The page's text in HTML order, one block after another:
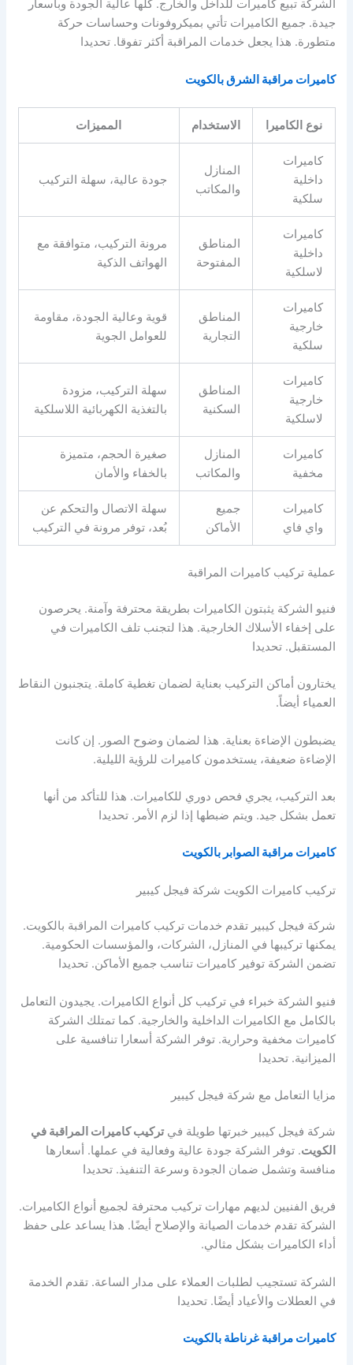
الشركة تبيع كاميرات للداخل والخارج. كلها عالية الجودة وبأسعار
جيدة. جميع الكاميرات تأتي بميكروفونات وحساسات حركة
متطورة. هذا يجعل خدمات المراقبة أكثر تفوقا. تحديدا
كاميرات مراقبة الشرق بالكويت
نوع الكاميرا الاستخدام المميزات
كاميرات
داخلية
سلكية
المنازل
والمكاتب
جودة عالية، سهلة التركيب
كاميرات
داخلية
لاسلكية
المناطق
المفتوحة
مرونة التركيب، متوافقة مع
الهواتف الذكية
كاميرات
خارجية
سلكية
المناطق
التجارية
قوية وعالية الجودة، مقاومة
للعوامل الجوية
كاميرات
خارجية
لاسلكية
المناطق
السكنية
سهلة التركيب، مزودة
بالتغذية الكهربائية اللاسلكية
كاميرات
مخفية
المنازل
والمكاتب
صغيرة الحجم، متميزة
بالخفاء والأمان
كاميرات
واي فاي
جميع
الأماكن
سهلة الاتصال والتحكم عن
بُعد، توفر مرونة في التركيب
عملية تركيب كاميرات المراقبة
فنيو الشركة يثبتون الكاميرات بطريقة محترفة وآمنة. يحرصون
على إخفاء الأسلاك الخارجية. هذا لتجنب تلف الكاميرات في
المستقبل. تحديدا
يختارون أماكن التركيب بعناية لضمان تغطية كاملة. يتجنبون النقاط
العمياء أيضاً.
يضبطون الإضاءة بعناية. هذا لضمان وضوح الصور. إن كانت
الإضاءة ضعيفة، يستخدمون كاميرات للرؤية الليلية.
بعد التركيب، يجري فحص دوري للكاميرات. هذا للتأكد من أنها
تعمل بشكل جيد. ويتم ضبطها إذا لزم الأمر. تحديدا
كاميرات مراقبة الصوابر بالكويت
تركيب كاميرات الكويت شركة فيجل كيبير
شركة فيجل كيبير تقدم خدمات تركيب كاميرات المراقبة بالكويت.
يمكنها تركيبها في المنازل، الشركات، والمؤسسات الحكومية.
تضمن الشركة توفير كاميرات تناسب جميع الأماكن. تحديدا
فنيو الشركة خبراء في تركيب كل أنواع الكاميرات. يجيدون التعامل
بالكامل مع الكاميرات الداخلية والخارجية. كما تمتلك الشركة
كاميرات مخفية وحرارية. توفر الشركة أسعارا تنافسية على
الميزانية. تحديدا
مزايا التعامل مع شركة فيجل كيبير
شركة فيجل كيبير خبرتها طويلة فيتركيب كاميرات المراقبة في
الكويت. توفر الشركة جودة عالية وفعالية في عملها. أسعارها
منافسة وتشمل ضمان الجودة وسرعة التنفيذ. تحديدا
فريق الفنيين لديهم مهارات تركيب محترفة لجميع أنواع الكاميرات.
الشركة تقدم خدمات الصيانة والإصلاح أيضًا. هذا يساعد على حفظ
أداء الكاميرات بشكل مثالي.
الشركة تستجيب لطلبات العملاء على مدار الساعة. تقدم الخدمة
في العطلات والأعياد أيضًا. تحديدا
كاميرات مراقبة غرناطة بالكويت